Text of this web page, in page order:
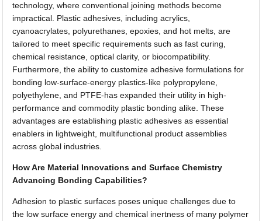
technology, where conventional joining methods become
impractical. Plastic adhesives, including acrylics,
cyanoacrylates, polyurethanes, epoxies, and hot melts, are
tailored to meet specific requirements such as fast curing,
chemical resistance, optical clarity, or biocompatibility.
Furthermore, the ability to customize adhesive formulations for
bonding low-surface-energy plastics-like polypropylene,
polyethylene, and PTFE-has expanded their utility in high-
performance and commodity plastic bonding alike. These
advantages are establishing plastic adhesives as essential
enablers in lightweight, multifunctional product assemblies
across global industries.
How Are Material Innovations and Surface Chemistry
Advancing Bonding Capabilities?
Adhesion to plastic surfaces poses unique challenges due to
the low surface energy and chemical inertness of many polymer